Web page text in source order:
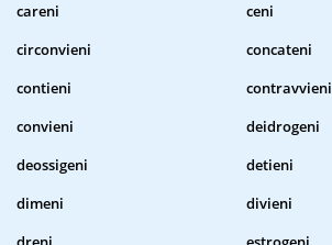
careni
ceni
circonvieni
concateni
contieni
contravvieni
convieni
deidrogeni
deossigeni
detieni
dimeni
divieni